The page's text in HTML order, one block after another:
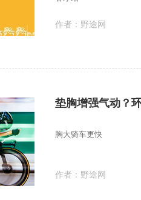
作者： 野途网
垫胸增强气动？
胸大骑车更快
作者： 野途网